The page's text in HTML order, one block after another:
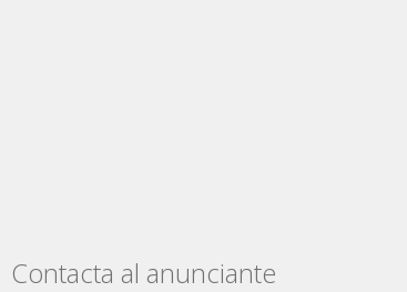
Contacta al anunciante